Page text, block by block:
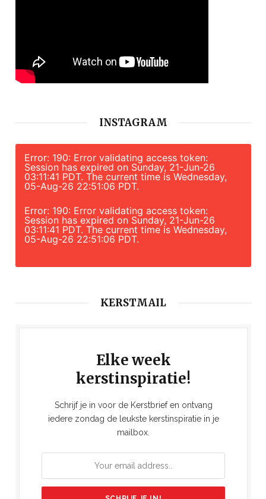
INSTAGRAM
Error: 190: Error validating access token:
Session has expired on Sunday, 21-Jun-26
03:11:41 PDT. The current time is Wednesday,
05-Aug-26 22:51:06 PDT.
Error: 190: Error validating access token:
Session has expired on Sunday, 21-Jun-26
03:11:41 PDT. The current time is Wednesday,
05-Aug-26 22:51:06 PDT.
KERSTMAIL
Elke week
kerstinspiratie!
Schrijf je in voor de Kerstbrief en ontvang
iedere zondag de leukste kerstinspiratie in je
mailbox.